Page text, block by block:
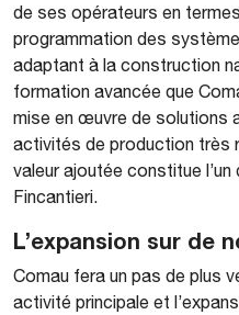
de ses opérateurs en
programmation des
adaptant à la construction
formation avancée que
mise en œuvre de solutions
activités de production très
valeur ajoutée constitue
Fincantieri.
L’expansion sur de
Comau fera un pas de plus
activité principale et